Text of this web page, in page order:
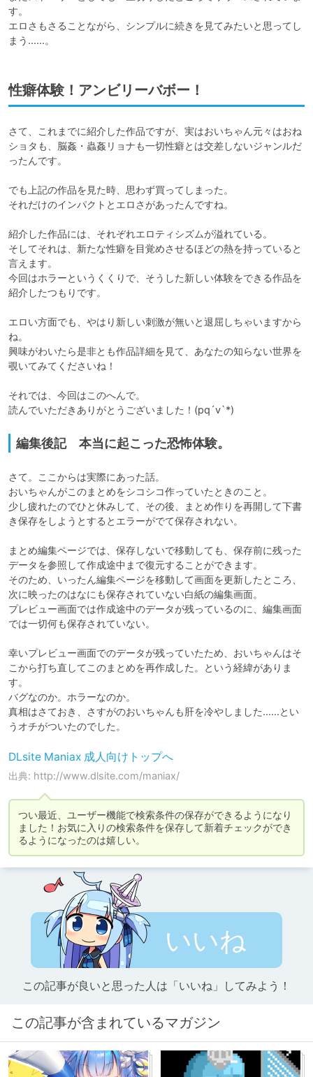
す。
エロさもさることながら、シンプルに続きを見てみたいと思ってし
まう……。
性癖体験！アンビリーバボー！
さて、これまでに紹介した作品ですが、実はおいちゃん元々はおね
ショタも、脳姦・蟲姦リョナも一切性癖とは交差しないジャンルだ
ったんです。
でも上記の作品を見た時、思わず買ってしまった。
それだけのインパクトとエロさがあったんですね。
紹介した作品には、それぞれエロティシズムが溢れている。
そしてそれは、新たな性癖を目覚めさせるほどの熱を持っていると
言えます。
今回はホラーというくくりで、そうした新しい体験をできる作品を
紹介したつもりです。
エロい方面でも、やはり新しい刺激が無いと退屈しちゃいますから
ね。
興味がわいたら是非とも作品詳細を見て、あなたの知らない世界を
覗いてみてくださいね！
それでは、今回はこのへんで。
編集後記 本当に起こった恐怖体験。
さて。ここからは実際にあった話。
おいちゃんがこのまとめをシコシコ作っていたときのこと。
少し疲れたのでひと休みして、その後、まとめ作りを再開して下書
き保存をしようとするとエラーがでて保存されない。
まとめ編集ページでは、保存しないで移動しても、保存前に残った
データを参照して作成途中まで復元することができます。
そのため、いったん編集ページを移動して画面を更新したところ、
次に映ったのはなにも保存されていない白紙の編集画面。
プレビュー画面では作成途中のデータが残っているのに、編集画面
では一切何も保存されていない。
幸いプレビュー画面でのデータが残っていたため、おいちゃんはそ
こから打ち直してこのまとめを再作成した。という経緯がありま
す。
バグなのか。ホラーなのか。
真相はさておき、さすがのおいちゃんも肝を冷やしました……とい
うオチがついたのでした。
DLsite Maniax 成人向けトップへ
出典: http://www.dlsite.com/maniax/
つい最近、ユーザー機能で検索条件の保存ができるようになり
ました！お気に入りの検索条件を保存して新着チェックができ
いいね
この記事が良いと思った人は「いいね」してみよう！
この記事が含まれているマガジン